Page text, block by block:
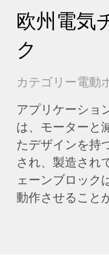
欧州電気
ク
カテゴリー電動
アプリケーショ
は、モーターと
たデザインを持
され、製造され
ェーンブロック
動作させること